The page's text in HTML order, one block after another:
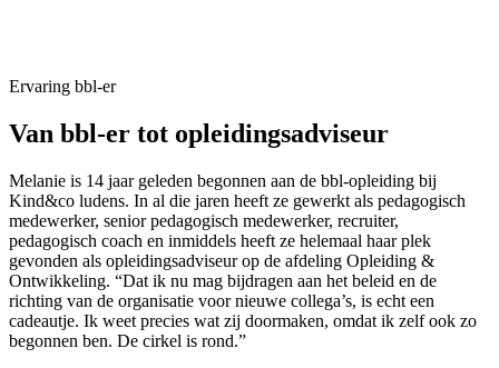
Ervaring bbl-er
Van bbl-er tot opleidingsadviseur
Melanie is 14 jaar geleden begonnen aan de bbl-opleiding bij
Kind&co ludens. In al die jaren heeft ze gewerkt als pedagogisch
medewerker, senior pedagogisch medewerker, recruiter,
pedagogisch coach en inmiddels heeft ze helemaal haar plek
gevonden als opleidingsadviseur op de afdeling Opleiding &
Ontwikkeling. “Dat ik nu mag bijdragen aan het beleid en de
richting van de organisatie voor nieuwe collega’s, is echt een
cadeautje. Ik weet precies wat zij doormaken, omdat ik zelf ook zo
begonnen ben. De cirkel is rond.”